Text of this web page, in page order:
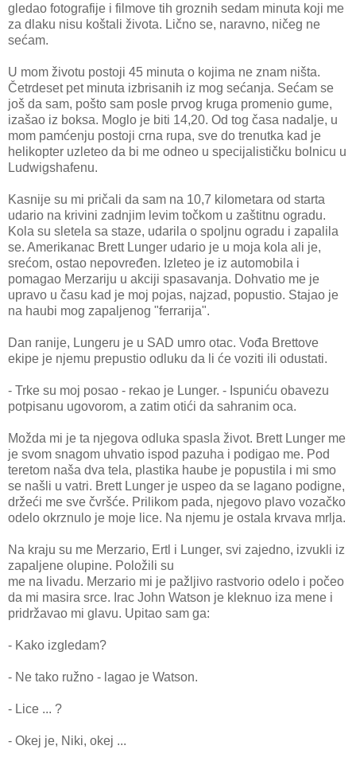
gledao fotografije i filmove tih groznih sedam minuta koji me
za dlaku nisu koštali života. Lično se, naravno, ničeg ne
sećam.
U mom životu postoji 45 minuta o kojima ne znam ništa.
Četrdeset pet minuta izbrisanih iz mog sećanja. Sećam se
još da sam, pošto sam posle prvog kruga promenio gume,
izašao iz boksa. Moglo je biti 14,20. Od tog časa nadalje, u
mom pamćenju postoji crna rupa, sve do trenutka kad je
helikopter uzleteo da bi me odneo u specijalističku bolnicu u
Ludwigshafenu.
Kasnije su mi pričali da sam na 10,7 kilometara od starta
udario na krivini zadnjim levim točkom u zaštitnu ogradu.
Kola su sletela sa staze, udarila o spoljnu ogradu i zapalila
se. Amerikanac Brett Lunger udario je u moja kola ali je,
srećom, ostao nepovređen. Izleteo je iz automobila i
pomagao Merzariju u akciji spasavanja. Dohvatio me je
upravo u času kad je moj pojas, najzad, popustio. Stajao je
na haubi mog zapaljenog "ferrarija".
Dan ranije, Lungeru je u SAD umro otac. Vođa Brettove
ekipe je njemu prepustio odluku da li će voziti ili odustati.
- Trke su moj posao - rekao je Lunger. - Ispuniću obavezu
potpisanu ugovorom, a zatim otići da sahranim oca.
Možda mi je ta njegova odluka spasla život. Brett Lunger me
je svom snagom uhvatio ispod pazuha i podigao me. Pod
teretom naša dva tela, plastika haube je popustila i mi smo
se našli u vatri. Brett Lunger je uspeo da se lagano podigne,
držeći me sve čvršće. Prilikom pada, njegovo plavo vozačko
odelo okrznulo je moje lice. Na njemu je ostala krvava mrlja.
Na kraju su me Merzario, Ertl i Lunger, svi zajedno, izvukli iz
zapaljene olupine. Položili su
me na livadu. Merzario mi je pažljivo rastvorio odelo i počeo
da mi masira srce. Irac John Watson je kleknuo iza mene i
pridržavao mi glavu. Upitao sam ga:
- Kako izgledam?
- Ne tako ružno - lagao je Watson.
- Lice ... ?
- Okej je, Niki, okej ...